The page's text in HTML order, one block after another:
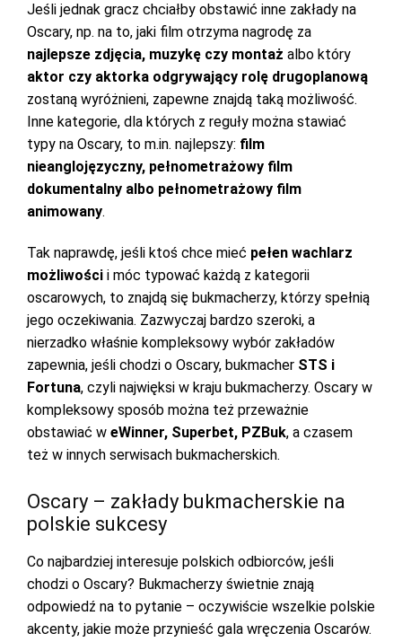
Jeśli jednak gracz chciałby obstawić inne zakłady na
Oscary, np. na to, jaki film otrzyma nagrodę za
najlepsze zdjęcia, muzykę czy montaż albo który
aktor czy aktorka odgrywający rolę drugoplanową
zostaną wyróżnieni, zapewne znajdą taką możliwość.
Inne kategorie, dla których z reguły można stawiać
typy na Oscary, to m.in. najlepszy: film
nieanglojęzyczny, pełnometrażowy film
dokumentalny albo pełnometrażowy film
animowany.
Tak naprawdę, jeśli ktoś chce mieć pełen wachlarz
możliwości i móc typować każdą z kategorii
oscarowych, to znajdą się bukmacherzy, którzy spełnią
jego oczekiwania. Zazwyczaj bardzo szeroki, a
nierzadko właśnie kompleksowy wybór zakładów
zapewnia, jeśli chodzi o Oscary, bukmacher STS i
Fortuna, czyli najwięksi w kraju bukmacherzy. Oscary w
kompleksowy sposób można też przeważnie
obstawiać w eWinner, Superbet, PZBuk, a czasem
też w innych serwisach bukmacherskich.
Oscary – zakłady bukmacherskie na
polskie sukcesy
Co najbardziej interesuje polskich odbiorców, jeśli
chodzi o Oscary? Bukmacherzy świetnie znają
odpowiedź na to pytanie – oczywiście wszelkie polskie
akcenty, jakie może przynieść gala wręczenia Oscarów.